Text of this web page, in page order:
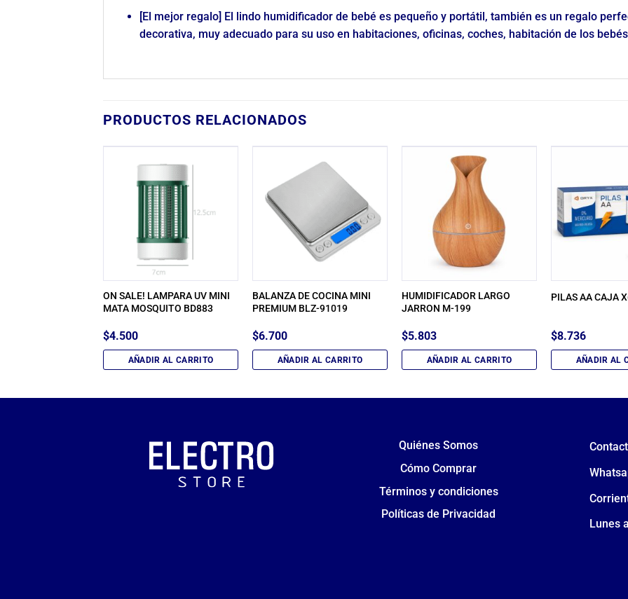
[El mejor regalo] El lindo humidificador de bebé es pequeño y portátil, también es un regalo
decorativa, muy adecuado para su uso en habitaciones, oficinas, coches, habitación de los
PRODUCTOS RELACIONADOS
ON SALE! LAMPARA UV MINI
MATA MOSQUITO BD883
$4.500
AÑADIR AL CARRITO
BALANZA DE COCINA MINI
PREMIUM BLZ-91019
$6.700
AÑADIR AL CARRITO
HUMIDIFICADOR LARGO
JARRON M-199
$5.803
AÑADIR AL CARRITO
PILAS AA CAJA
$8.736
AÑADIR AL
Quiénes Somos
Cómo Comprar
Términos y condiciones
Políticas de Privacidad
Lunes